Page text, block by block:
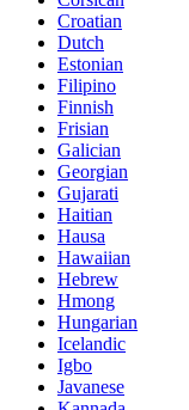
Croatian
Dutch
Estonian
Filipino
Finnish
Frisian
Galician
Georgian
Gujarati
Haitian
Hausa
Hawaiian
Hebrew
Hmong
Hungarian
Icelandic
Igbo
Javanese